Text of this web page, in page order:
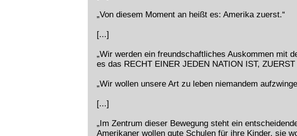
„Von diesem Moment an heißt es: Amerika zuerst.“
[...]
„Wir werden ein freundschaftliches Auskommen mit
es das RECHT EINER JEDEN NATION IST,
„Wir wollen unsere Art zu leben niemandem
[...]
„Im Zentrum dieser Bewegung steht ein
Amerikaner wollen gute Schulen für ihre Kinder, sie